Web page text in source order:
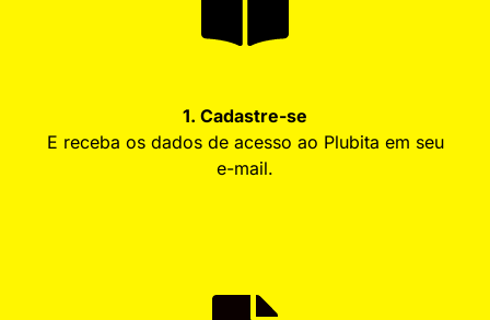
1. Cadastre-se
E receba os dados de acesso ao Plubita em seu
e-mail.